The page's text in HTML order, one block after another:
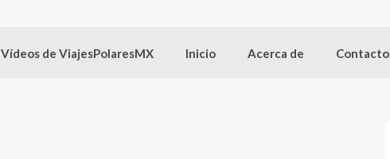
Vídeos de ViajesPolaresMX Inicio Acerca de Contacto